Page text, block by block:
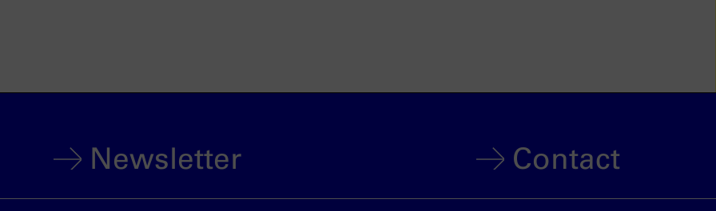
Newsletter Contact